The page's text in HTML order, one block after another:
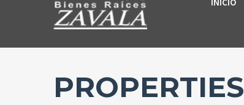
INICIO
PROPERTIES